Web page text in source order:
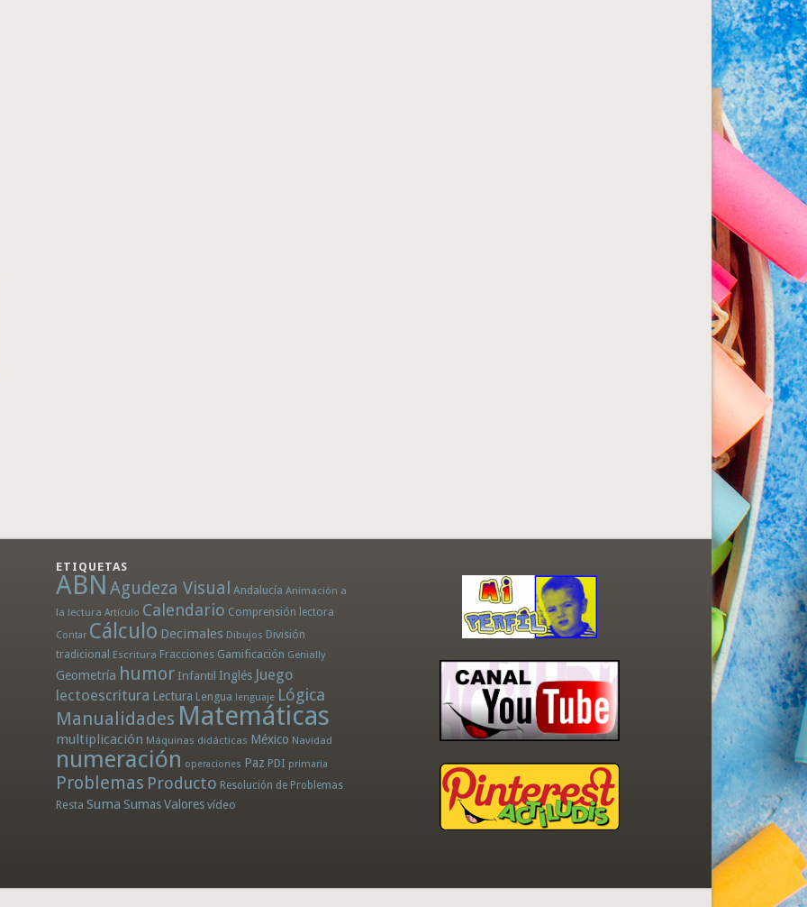
ETIQUETAS
ABN Agudeza Visual Andalucía Animación a
la lectura Artículo Calendario Comprensión lectora
Contar Cálculo Decimales Dibujos División
tradicional Escritura Fracciones Gamificación Genially
Geometría humor Infantil Inglés Juego
lectoescritura Lectura Lengua lenguaje Lógica
Manualidades Matemáticas
multiplicación Máquinas didácticas México Navidad
numeración operaciones Paz PDI primaria
Problemas Producto Resolución de Problemas
Resta Suma SumasValores vídeo